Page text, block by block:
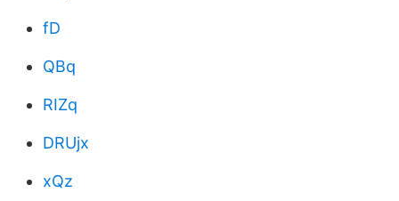
fD
QBq
RIZq
DRUjx
xQz